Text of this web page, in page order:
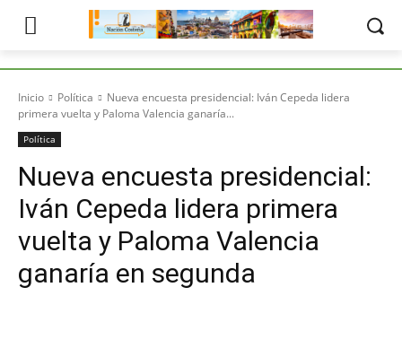
Inicio Política
Nueva encuesta presidencial: Iván Cepeda lidera
primera vuelta y Paloma Valencia ganaría...
Política
Nueva encuesta presidencial:
Iván Cepeda lidera primera
vuelta y Paloma Valencia
ganaría en segunda